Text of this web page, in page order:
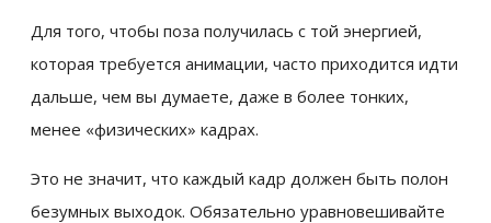
Для того, чтобы поза получилась с той энергией,
которая требуется анимации, часто приходится идти
дальше, чем вы думаете, даже в более тонких,
менее «физических» кадрах.
Это не значит, что каждый кадр должен быть полон
безумных выходок. Обязательно уравновешивайте